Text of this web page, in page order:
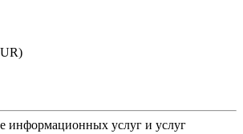
информационных услуг и услуг